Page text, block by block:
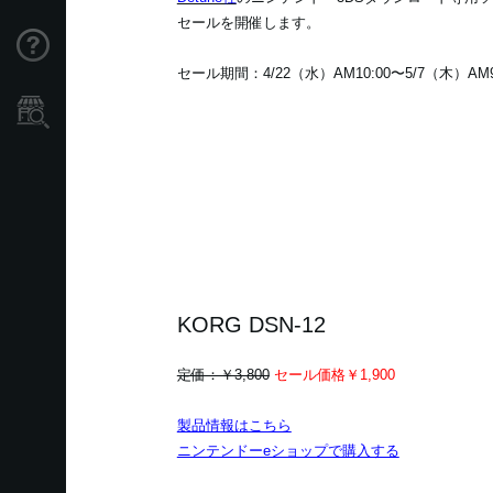
セールを開催します。
セール期間：4/22（水）AM10:00〜5/7（木）
KORG DSN-12
定価：￥3,800 セール価格￥1,900
製品情報はこちら
ニンテンドーeショップで購入する